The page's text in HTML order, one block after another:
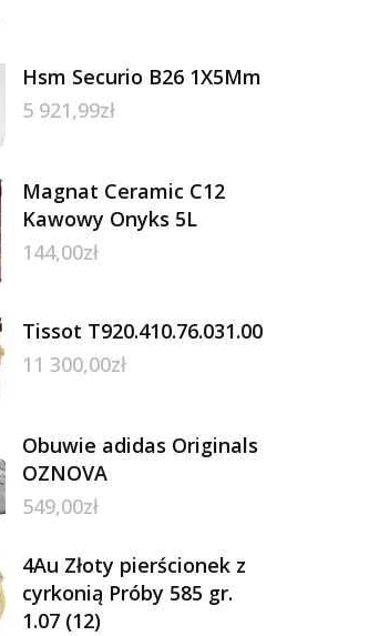
Hsm Securio B26 1X5Mm
5 921,99zł
Magnat Ceramic C12
Kawowy Onyks 5L
144,00zł
Tissot T920.410.76.031.00
11 300,00zł
Obuwie adidas Originals
OZNOVA
549,00zł
4Au Złoty pierścionek z
cyrkonią Próby 585 gr.
1.07 (12)